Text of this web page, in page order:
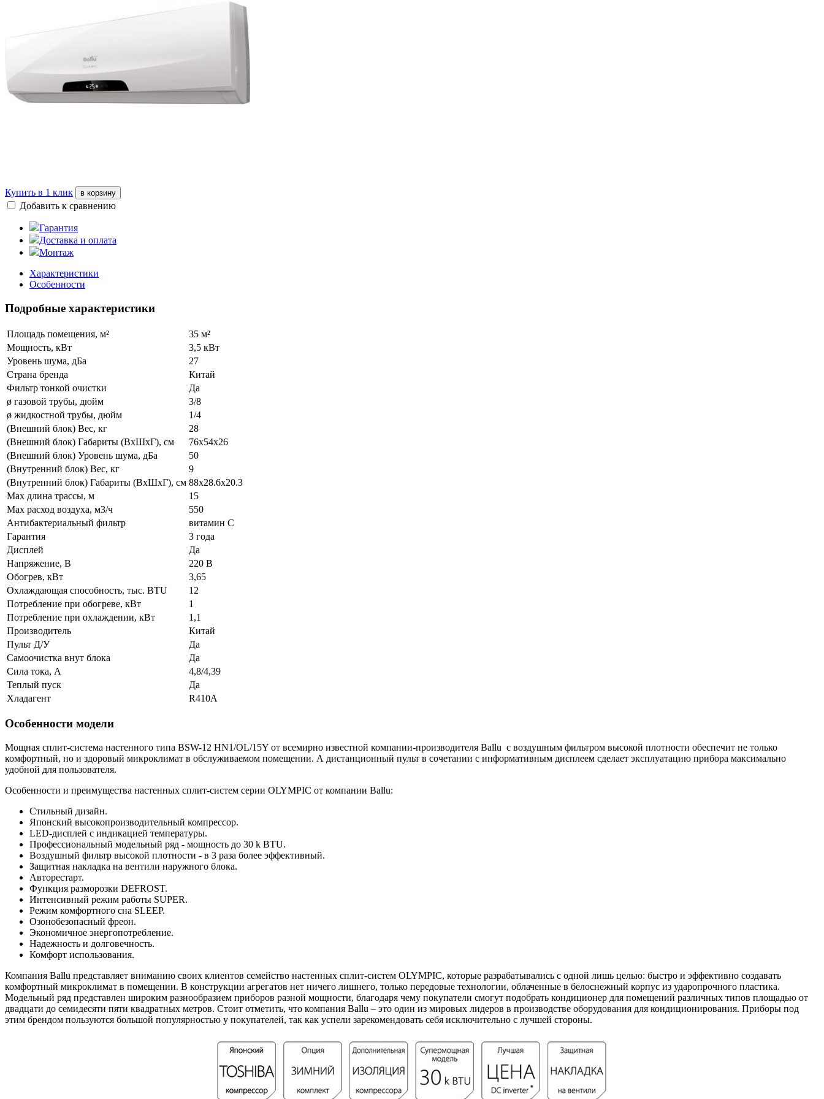
Купить в 1 клик в корзину
Добавить к сравнению
Гарантия
Доставка и оплата
Монтаж
Характеристики
Особенности
Подробные характеристики
Площадь помещения, м²
35 м²
Мощность, кВт
3,5 кВт
Уровень шума, дБа
27
Страна бренда
Китай
Фильтр тонкой очистки
Да
ø газовой трубы, дюйм
3/8
ø жидкостной трубы, дюйм
1/4
(Внешний блок) Вес, кг
28
(Внешний блок) Габариты (ВхШхГ), см
76x54x26
(Внешний блок) Уровень шума, дБа
50
(Внутренний блок) Вес, кг
9
(Внутренний блок) Габариты (ВхШхГ), см 88x28.6x20.3
Max длина трассы, м
15
Max расход воздуха, м3/ч
550
Антибактериальный фильтр
витамин С
Гарантия
3 года
Дисплей
Да
Напряжение, В
220 В
Обогрев, кВт
3,65
Охлаждающая способность, тыс. BTU
12
Потребление при обогреве, кВт
1
Потребление при охлаждении, кВт
1,1
Производитель
Китай
Пульт Д/У
Да
Самоочистка внут блока
Да
Сила тока, А
4,8/4,39
Теплый пуск
Да
Хладагент
R410A
Особенности модели
Мощная сплит-система настенного типа BSW-12 HN1/OL/15Y от всемирно известной компании-производителя Ballu с воздушным фильтром высокой плотности обеспечит не только
комфортный, но и здоровый микроклимат в обслуживаемом помещении. А дистанционный пульт в сочетании с информативным дисплеем сделает эксплуатацию прибора максимально
удобной для пользователя.
Особенности и преимущества настенных сплит-систем серии OLYMPIC от компании Ballu:
Стильный дизайн.
Японский высокопроизводительный компрессор.
LED-дисплей с индикацией температуры.
Профессиональный модельный ряд - мощность до 30 k BTU.
Воздушный фильтр высокой плотности - в 3 раза более эффективный.
Защитная накладка на вентили наружного блока.
Авторестарт.
Функция разморозки DEFROST.
Интенсивный режим работы SUPER.
Режим комфортного сна SLEEP.
Озонобезопасный фреон.
Экономичное энергопотребление.
Надежность и долговечность.
Комфорт использования.
Компания Ballu представляет вниманию своих клиентов семейство настенных сплит-систем OLYMPIC, которые разрабатывались с одной лишь целью: быстро и эффективно создавать
комфортный микроклимат в помещении. В конструкции агрегатов нет ничего лишнего, только передовые технологии, облаченные в белоснежный корпус из ударопрочного пластика.
Модельный ряд представлен широким разнообразием приборов разной мощности, благодаря чему покупатели смогут подобрать кондиционер для помещений различных типов площадью от
двадцати до семидесяти пяти квадратных метров. Стоит отметить, что компания Ballu – это один из мировых лидеров в производстве оборудования для кондиционирования. Приборы под
этим брендом пользуются большой популярностью у покупателей, так как успели зарекомендовать себя исключительно с лучшей стороны.